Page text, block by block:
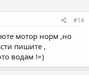
#14
мотор норм ,но
пишите ,
водам !=)